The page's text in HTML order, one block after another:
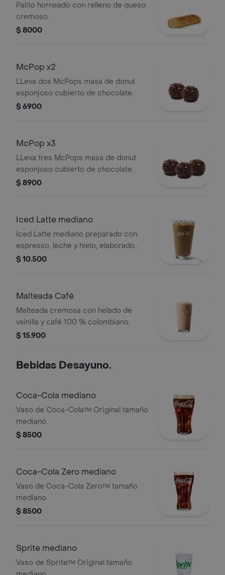
Palito horneado con relleno de queso
cremoso.
$ 8000
McPop x2
LLeva dos McPops masa de donut
esponjoso cubierto de chocolate.
$ 6900
McPop x3
LLeva tres McPops masa de donut
esponjoso cubierto de chocolate.
$ 8900
Iced Latte mediano
Iced Latte mediano preparado con
espresso, leche y hielo, elaborado
con café 100 % colombiano.
$ 10.500
Malteada Café
Malteada cremosa con helado de
vainilla y café 100 % colombiano.
$ 15.900
Bebidas Desayuno.
Coca-Cola mediano
Vaso de Coca-Cola™ Original tamaño
mediano.
$ 8500
Coca-Cola Zero mediano
Vaso de Coca-Cola Zero™ tamaño
mediano.
$ 8500
Sprite mediano
Vaso de Sprite™ Original tamaño